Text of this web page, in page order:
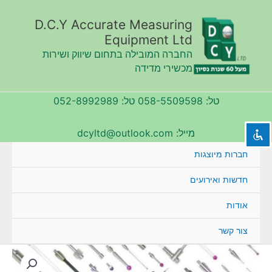
visibility_off השבת את ההבזקים
צבע רקע
zoom_out
zoom_in זום (הגדלה)
remove_circle_outline הקטנת גופן
הגדלת גופן
spellcheck גופן קריא
brightness_high ניגודיות בהירה
brightness_low ניגודיות כהה
format_underlined הוסף קו תחתון לקישורים
D.C.Y Accurate Measuring
Equipment Ltd
החברה המובילה בתחום שיווק ושירות
מכשירי מדידה
טל: 058-5509598 טל: 052-8992989
מייל: dcyltd@outlook.com
חברות מיוצגות
חדשות ואירועים
אודות
צור קשר